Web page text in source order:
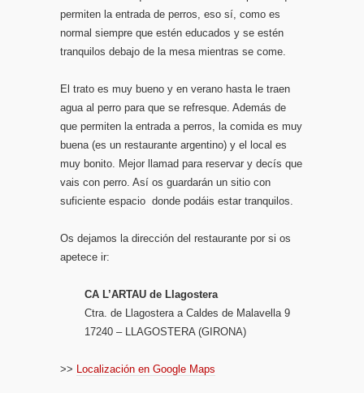
permiten la entrada de perros, eso sí, como es
normal siempre que estén educados y se estén
tranquilos debajo de la mesa mientras se come.
El trato es muy bueno y en verano hasta le traen
agua al perro para que se refresque. Además de
que permiten la entrada a perros, la comida es muy
buena (es un restaurante argentino) y el local es
muy bonito. Mejor llamad para reservar y decís que
vais con perro. Así os guardarán un sitio con
suficiente espacio donde podáis estar tranquilos.
Os dejamos la dirección del restaurante por si os
apetece ir:
CA L’ARTAU de Llagostera
Ctra. de Llagostera a Caldes de Malavella 9
17240 – LLAGOSTERA (GIRONA)
>> Localización en Google Maps